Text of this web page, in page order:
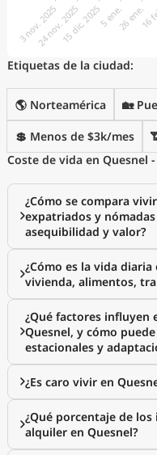
Etiquetas de la ciudad:
🌎 Norteamérica 🏡
💲 Menos de $3k/mes
Coste de vida en Quesnel
¿Cómo se compara
expatriados y
asequibilidad y valor?
¿Cómo es la vida
vivienda, alimentos,
¿Qué factores influyen
Quesnel, y cómo
estacionales y
¿Es caro vivir en
¿Qué porcentaje de
alquiler en Quesnel?